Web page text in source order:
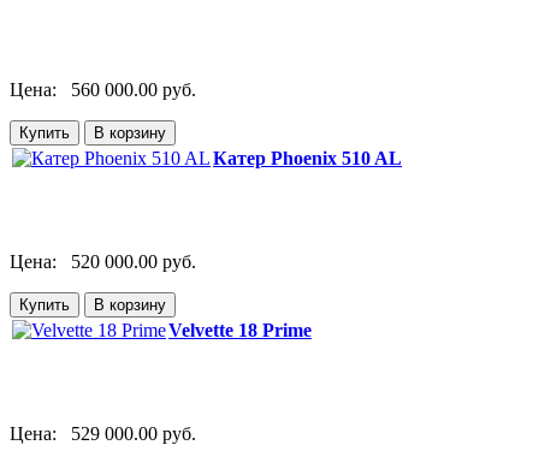
Цена: 560 000.00 руб.
Катер Phoenix 510 AL
Цена: 520 000.00 руб.
Velvette 18 Prime
Цена: 529 000.00 руб.